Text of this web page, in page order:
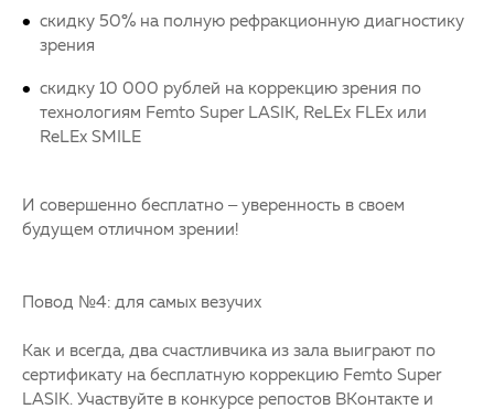
скидку 50% на полную рефракционную диагностику
зрения
скидку 10 000 рублей на коррекцию зрения по
технологиям Femto Super LASIK, ReLEx FLEx или
ReLEx SMILE
И совершенно бесплатно – уверенность в своем
будущем отличном зрении!
Повод №4: для самых везучих
Как и всегда, два счастливчика из зала выиграют по
сертификату на бесплатную коррекцию Femto Super
LASIK. Участвуйте в конкурсе репостов ВКонтакте и